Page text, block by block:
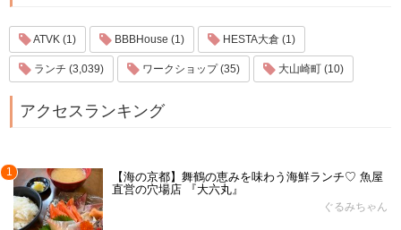
ATVK (1) BBBHouse (1) HESTA大倉 (1)
ランチ (3,039) ワークショップ (35) 大山崎町 (10)
アクセスランキング
1
【海の京都】舞鶴の恵みを味わう海鮮ランチ♡ 魚屋
直営の穴場店 『大六丸』
ぐるみちゃん